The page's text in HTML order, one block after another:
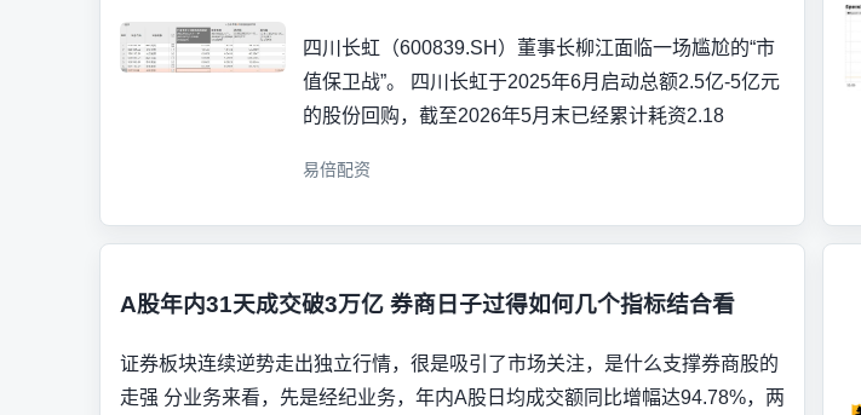
四川长虹（600839.SH）董事长柳江面临一场尴尬的“市
值保卫战”。 四川长虹于2025年6月启动总额2.5亿-5亿元
的股份回购，截至2026年5月末已经累计耗资2.18
易倍配资
A股年内31天成交破3万亿 券商日子过得如何几个指标结合看
证券板块连续逆势走出独立行情，很是吸引了市场关注，是什么支撑券商股的
走强 分业务来看，先是经纪业务，年内A股日均成交额同比增幅达94.78%，两